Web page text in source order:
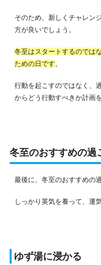
そのため、新しくチャレン
方が良いでしょう。
冬至はスタートするのでは
ための日です。
行動を起こすのではなく、
からどう行動すべきか計画
冬至のおすすめの過
最後に、冬至のおすすめの
しっかり英気を養って、運
ゆず湯に浸かる